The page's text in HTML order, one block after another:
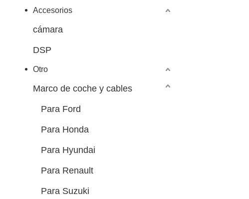
Accesorios
cámara
DSP
Otro
Marco de coche y cables
Para Ford
Para Honda
Para Hyundai
Para Renault
Para Suzuki